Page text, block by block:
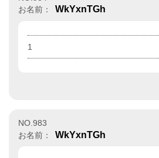
お名前：
WkYxnTGh
1
NO.983
お名前：
WkYxnTGh